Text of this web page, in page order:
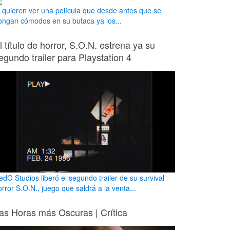
quieren ver una película que desde antes que se
cómodos en su butaca ya los...
título de horror, S.O.N. estrena ya su
trailer para Playstation 4
Studios liberó el segundo trailer de su survival
S.O.N., juego que saldrá a la venta...
Horas más Oscuras | Crítica